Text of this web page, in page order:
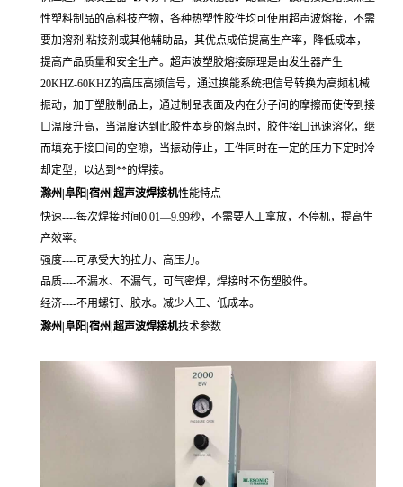
性塑料制品的高科技产物，各种热塑性胶件均可使用超声波熔接，不需
要加溶剂 .粘接剂或其他辅助品，其优点成倍提高生产率，降低成本，
提高产品质量和安全生产。超声波塑胶熔接原理是由发生器产生
20KHZ-60KHZ的高压高频信号，通过换能系统把信号转换为高频机械
振动，加于塑胶制品上，通过制品表面及内在分子间的摩擦而使传到接
口温度升高，当温度达到此胶件本身的熔点时，胶件接口迅速溶化，继
而填充于接口间的空隙，当振动停止，工件同时在一定的压力下定时冷
却定型，以达到**的焊接。
滁州|阜阳|宿州|超声波焊接机性能特点
快速----每次焊接时间0.01—9.99秒，不需要人工拿放，不停机，提高生
产效率。
强度----可承受大的拉力、高压力。
品质----不漏水、不漏气，可气密焊，焊接时不伤塑胶件。
经济----不用螺钉、胶水。减少人工、低成本。
滁州|阜阳|宿州|超声波焊接机技术参数